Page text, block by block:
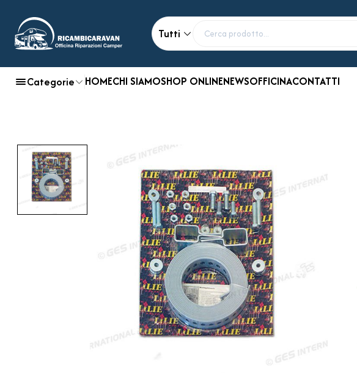
Tutti
Categorie HOMECHI SIAMOSHOP ONLINENEWSOFFICINACONTATTI